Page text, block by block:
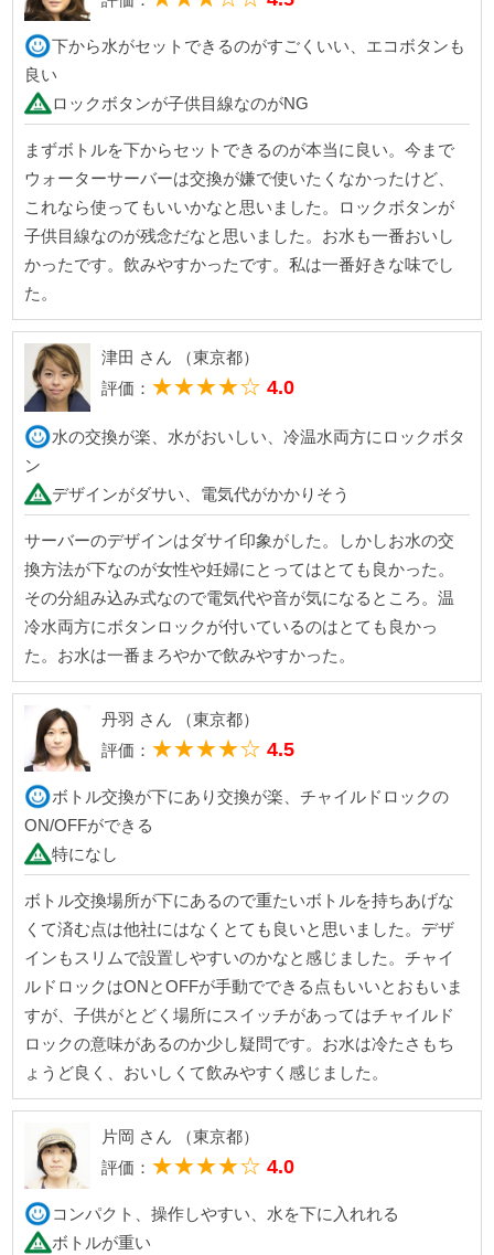
下から水がセットできるのがすごくいい、エコボタンも
良い
ロックボタンが子供目線なのがNG
まずボトルを下からセットできるのが本当に良い。今まで
ウォーターサーバーは交換が嫌で使いたくなかったけど、
これなら使ってもいいかなと思いました。ロックボタンが
子供目線なのが残念だなと思いました。お水も一番おいし
かったです。飲みやすかったです。私は一番好きな味でし
た。
津田 さん （東京都）
評価： ★★★★☆ 4.0
水の交換が楽、水がおいしい、冷温水両方にロックボタ
ン
デザインがダサい、電気代がかかりそう
サーバーのデザインはダサイ印象がした。しかしお水の交
換方法が下なのが女性や妊婦にとってはとても良かった。
その分組み込み式なので電気代や音が気になるところ。温
冷水両方にボタンロックが付いているのはとても良かっ
た。お水は一番まろやかで飲みやすかった。
丹羽 さん （東京都）
評価： ★★★★☆ 4.5
ボトル交換が下にあり交換が楽、チャイルドロックの
ON/OFFができる
特になし
ボトル交換場所が下にあるので重たいボトルを持ちあげな
くて済む点は他社にはなくとても良いと思いました。デザ
インもスリムで設置しやすいのかなと感じました。チャイ
ルドロックはONとOFFが手動でできる点もいいとおもいま
すが、子供がとどく場所にスイッチがあってはチャイルド
ロックの意味があるのか少し疑問です。お水は冷たさもち
ょうど良く、おいしくて飲みやすく感じました。
片岡 さん （東京都）
評価： ★★★★☆ 4.0
コンパクト、操作しやすい、水を下に入れれる
ボトルが重い